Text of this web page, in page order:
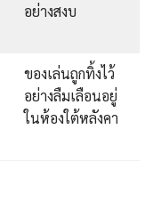
อย่างสงบ
ของเล่นถูกทิ้งไว้
อย่างลืมเลือนอยู่
ในห้องใต้หลังคา